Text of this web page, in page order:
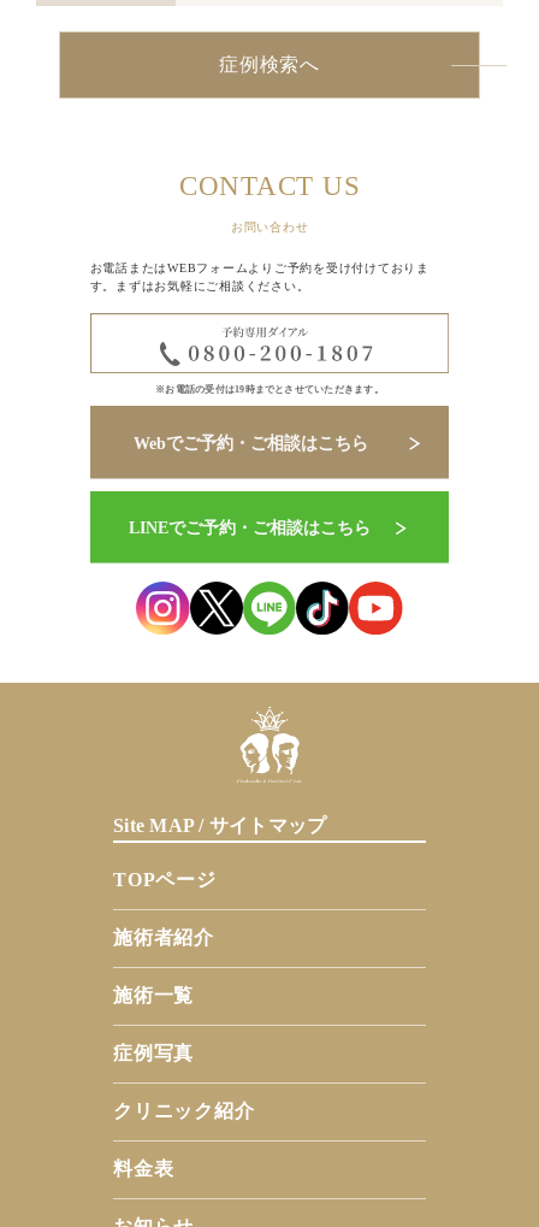
症例検索へ
CONTACT US
お問い合わせ
お電話またはWEBフォームよりご予約を受け付けておりま
す。まずはお気軽にご相談ください。
※お電話の受付は19時までとさせていただきます。
Site MAP / サイトマップ
TOPページ
施術者紹介
施術一覧
症例写真
クリニック紹介
料金表